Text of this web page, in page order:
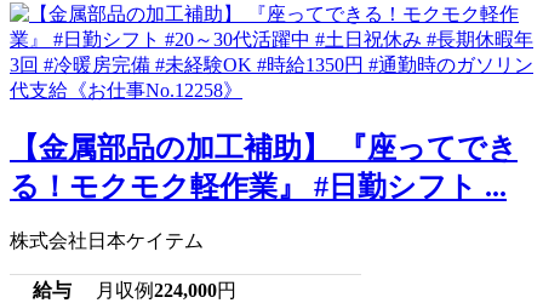
【金属部品の加工補助】 『座ってでき
る！モクモク軽作業』 #日勤シフト ...
株式会社日本ケイテム
給与 月収例224,000円